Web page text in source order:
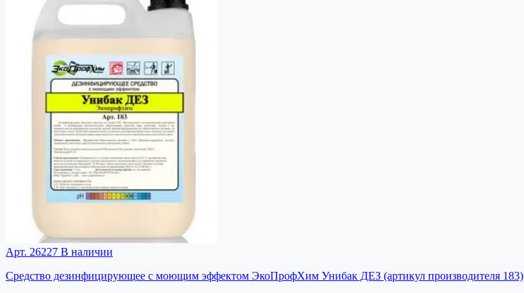
Арт. 26227 В наличии
Средство дезинфицирующее с моющим эффектом ЭкоПрофХим Унибак ДЕЗ (артикул производителя 183)